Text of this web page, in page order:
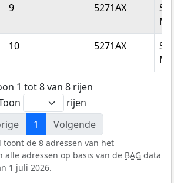
9 5271AX
10 5271AX
1 tot 8 van 8 rijen
rijen
1 Volgende
toont de 8 adressen van het
alle adressen op basis van de BAG data
1 juli 2026.